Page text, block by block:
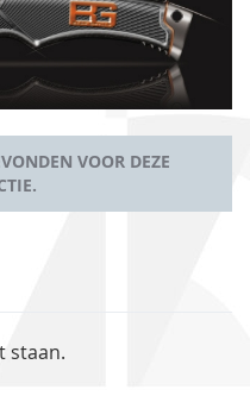
VOOR DEZE
staan.